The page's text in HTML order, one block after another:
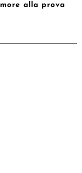
alla prova